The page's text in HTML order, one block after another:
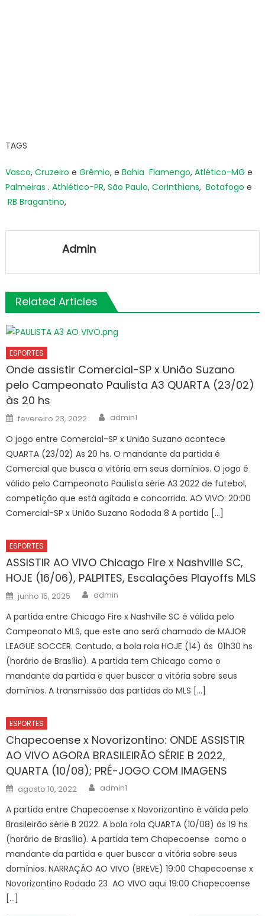
TAGS
Vasco, Cruzeiro e Grêmio, e Bahia Flamengo, Atlético-MG e
Palmeiras . Athlético-PR, São Paulo, Corinthians, Botafogo e
RB Bragantino,
Admin
Related Articles
ESPORTES
Onde assistir Comercial-SP x União Suzano
pelo Campeonato Paulista A3 QUARTA (23/02)
às 20 hs
Posted
on
fevereiro 23, 2022 Author
admin1
O jogo entre Comercial-SP x União Suzano acontece
QUARTA (23/02) As 20 hs. O mandante da partida é
Comercial que busca a vitória em seus domínios. O jogo é
válido pelo Campeonato Paulista série A3 2022 de futebol,
competição que está agitada e concorrida. AO VIVO: 20:00
Comercial-SP x União Suzano Rodada 8 A partida […]
ESPORTES
ASSISTIR AO VIVO Chicago Fire x Nashville SC,
HOJE (16/06), PALPITES, Escalações Playoffs MLS
Posted
on
junho 15, 2025 Author
admin
A partida entre Chicago Fire x Nashville SC é válida pelo
Campeonato MLS, que este ano será chamado de MAJOR
LEAGUE SOCCER. Contudo, a bola rola HOJE (14) às 01h30 hs
(horário de Brasília). A partida tem Chicago como o
mandante da partida e quer buscar a vitória sobre seus
domínios. A transmissão das partidas do MLS […]
ESPORTES
Chapecoense x Novorizontino: ONDE ASSISTIR
AO VIVO AGORA BRASILEIRÃO SÉRIE B 2022,
QUARTA (10/08); PRÉ-JOGO COM IMAGENS
Posted
on
agosto 10, 2022 Author
admin1
A partida entre Chapecoense x Novorizontino é válida pelo
Brasileirão série B 2022. A bola rola QUARTA (10/08) às 19 hs
(horário de Brasília). A partida tem Chapecoense como o
mandante da partida e quer buscar a vitória sobre seus
domínios. NARRAÇÃO AO VIVO (BREVE) 19:00 Chapecoense x
Novorizontino Rodada 23 AO VIVO aqui 19:00 Chapecoense
[…]